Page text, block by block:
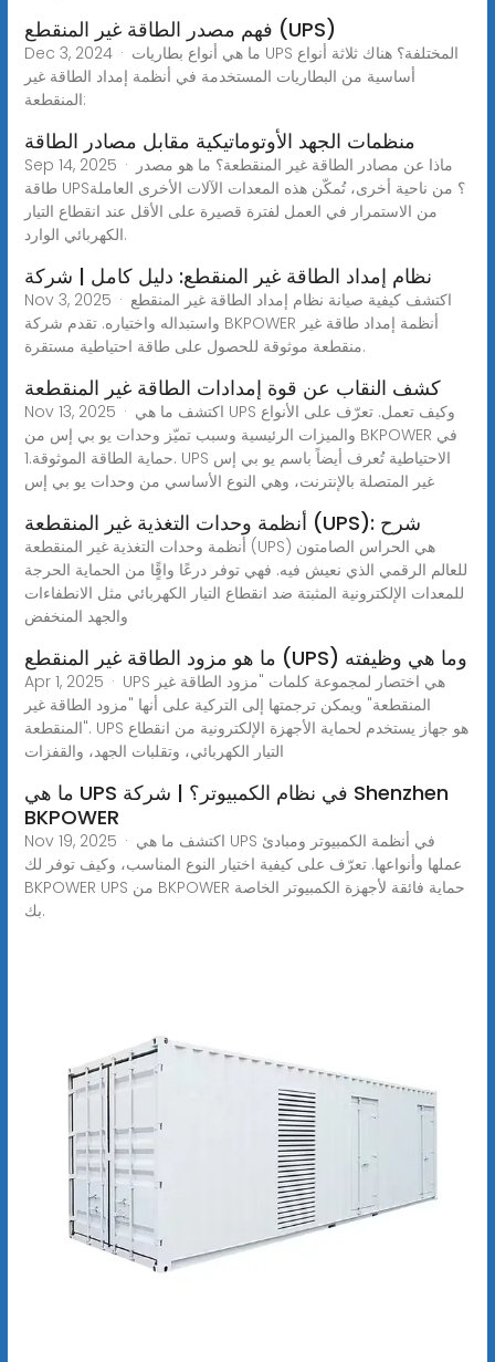
فهم مصدر الطاقة غير المنقطع (UPS)
Dec 3, 2024 · ما هي أنواع بطاريات UPS المختلفة؟ هناك ثلاثة أنواع
أساسية من البطاريات المستخدمة في أنظمة إمداد الطاقة غير
المنقطعة:
منظمات الجهد الأوتوماتيكية مقابل مصادر الطاقة
Sep 14, 2025 · ماذا عن مصادر الطاقة غير المنقطعة؟ ما هو مصدر
طاقة UPS؟ من ناحية أخرى، تُمكّن هذه المعدات الآلات الأخرى العاملة
من الاستمرار في العمل لفترة قصيرة على الأقل عند انقطاع التيار
الكهربائي الوارد.
نظام إمداد الطاقة غير المنقطع: دليل كامل | شركة
Nov 3, 2025 · اكتشف كيفية صيانة نظام إمداد الطاقة غير المنقطع
واستبداله واختياره. تقدم شركة BKPOWER أنظمة إمداد طاقة غير
منقطعة موثوقة للحصول على طاقة احتياطية مستقرة.
كشف النقاب عن قوة إمدادات الطاقة غير المنقطعة
Nov 13, 2025 · اكتشف ما هي UPS وكيف تعمل. تعرّف على الأنواع
والميزات الرئيسية وسبب تميّز وحدات يو بي إس من BKPOWER في
حماية الطاقة الموثوقة.1. UPS الاحتياطية تُعرف أيضاً باسم يو بي إس
غير المتصلة بالإنترنت، وهي النوع الأساسي من وحدات يو بي إس
أنظمة وحدات التغذية غير المنقطعة (UPS): شرح
أنظمة وحدات التغذية غير المنقطعة (UPS) هي الحراس الصامتون
للعالم الرقمي الذي نعيش فيه. فهي توفر درعًا واقًٍا من الحماية الحرجة
للمعدات الإلكترونية المثبتة ضد انقطاع التيار الكهربائي مثل الانطفاءات
والجهد المنخفض
ما هو مزود الطاقة غير المنقطع (UPS) وما هي وظيفته
Apr 1, 2025 · UPS هي اختصار لمجموعة كلمات "مزود الطاقة غير
المنقطعة" ويمكن ترجمتها إلى التركية على أنها "مزود الطاقة غير
المنقطعة". UPS هو جهاز يستخدم لحماية الأجهزة الإلكترونية من انقطاع
التيار الكهربائي، وتقلبات الجهد، والقفزات
ما هي UPS في نظام الكمبيوتر؟ | شركة Shenzhen
BKPOWER
Nov 19, 2025 · اكتشف ما هي UPS في أنظمة الكمبيوتر ومبادئ
عملها وأنواعها. تعرّف على كيفية اختيار النوع المناسب، وكيف توفر لك
BKPOWER UPS من BKPOWER حماية فائقة لأجهزة الكمبيوتر الخاصة
بك.